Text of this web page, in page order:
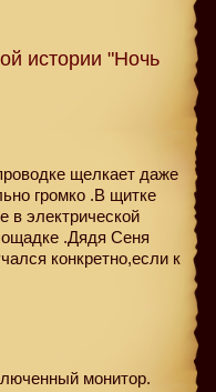
истории "Ночь
щелкает даже
громко .В щитке
в электрической
.Дядя Сеня
конкретно,если к
монитор.